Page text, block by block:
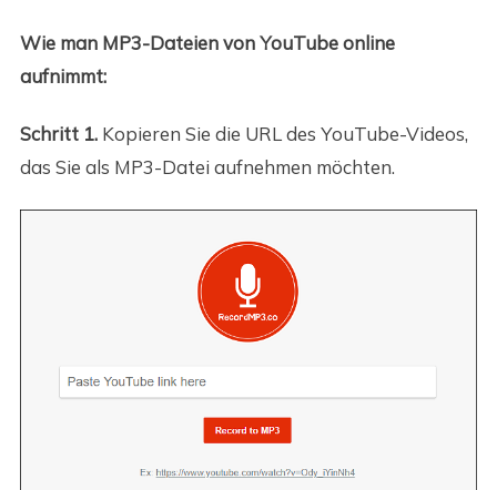
Wie man MP3-Dateien von YouTube online
aufnimmt:
Schritt 1.Kopieren Sie die URL des YouTube-Videos,
das Sie als MP3-Datei aufnehmen möchten.